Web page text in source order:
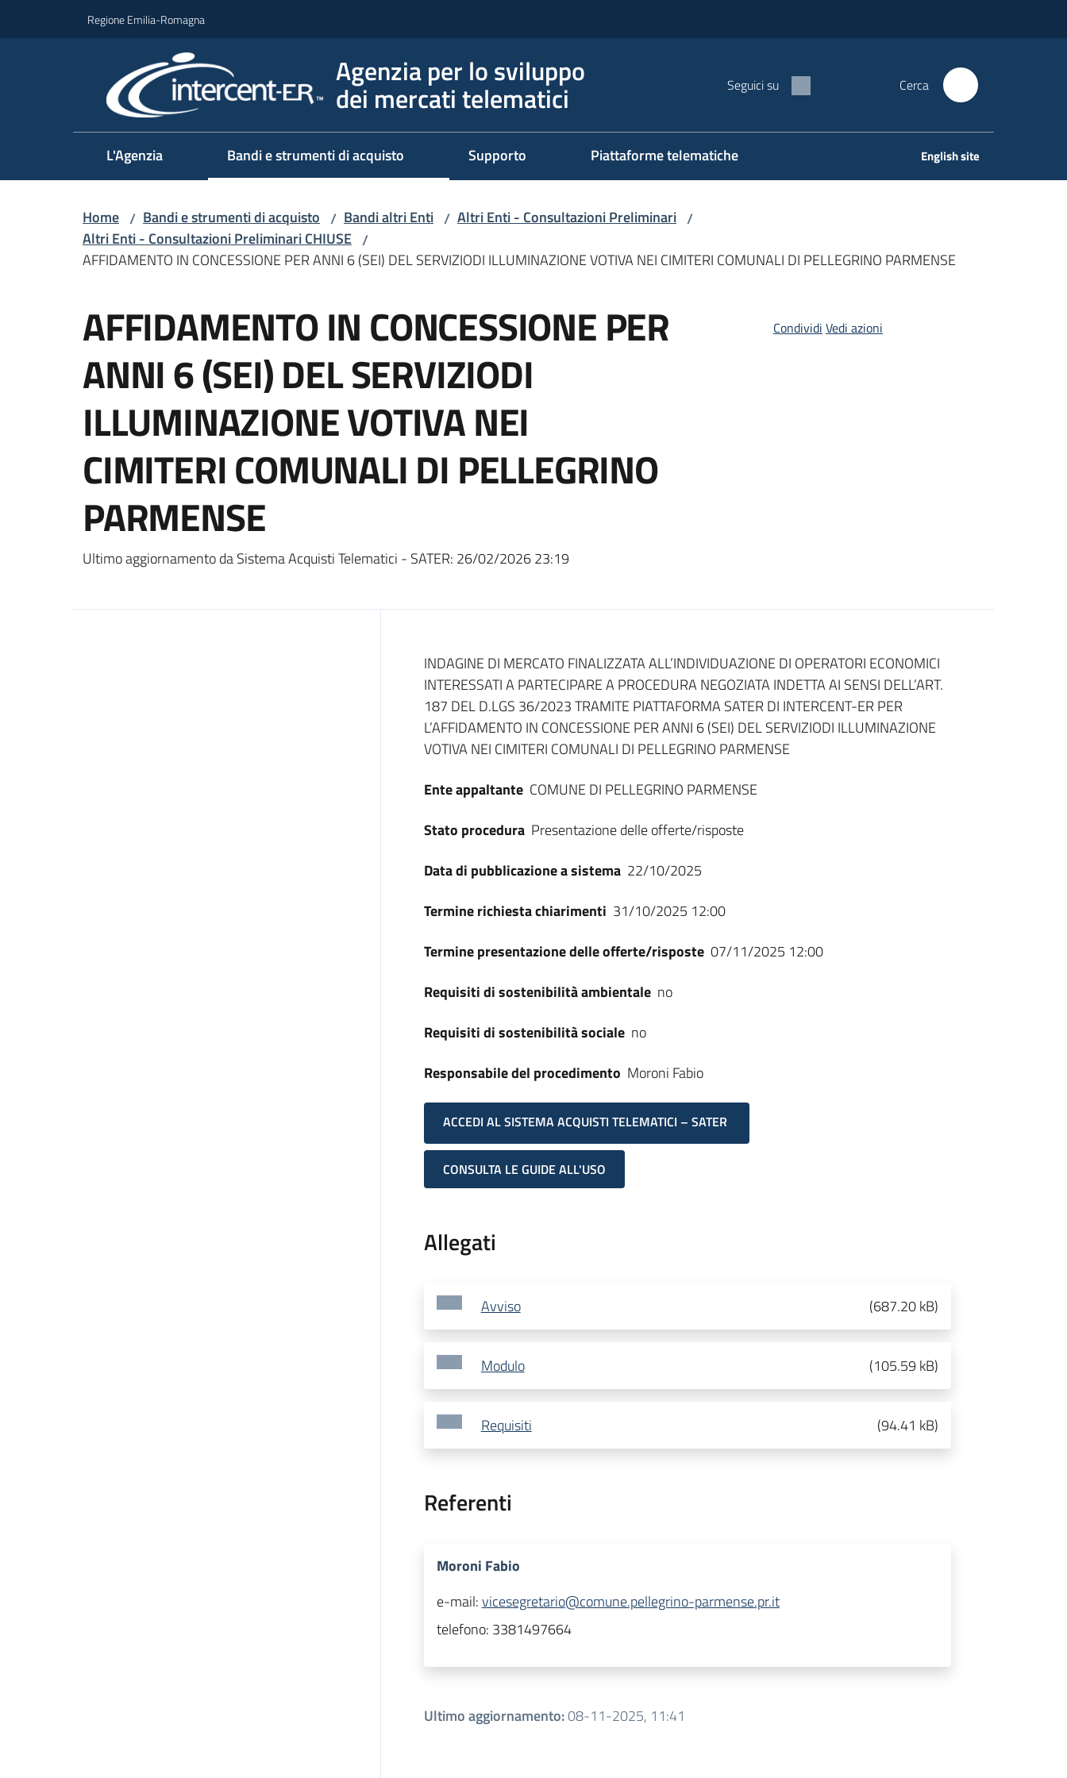
Regione Emilia-Romagna
Agenzia per lo sviluppo
dei mercati telematici Seguici su Cerca
L'Agenzia Bandi e strumenti di acquisto Supporto Piattaforme telematiche English site
Home / Bandi e strumenti di acquisto / Bandi altri Enti / Altri Enti - Consultazioni Preliminari /
Altri Enti - Consultazioni Preliminari CHIUSE /
AFFIDAMENTO IN CONCESSIONE PER ANNI 6 (SEI) DEL SERVIZIODI ILLUMINAZIONE VOTIVA NEI CIMITERI COMUNALI DI PELLEGRINO PARMENSE
AFFIDAMENTO IN CONCESSIONE PER
ANNI 6 (SEI) DEL SERVIZIODI
ILLUMINAZIONE VOTIVA NEI
CIMITERI COMUNALI DI PELLEGRINO
PARMENSE
Ultimo aggiornamento da Sistema Acquisti Telematici - SATER: 26/02/2026 23:19
Condividi Vedi azioni
Dati del bando
INDAGINE DI MERCATO FINALIZZATA ALL’INDIVIDUAZIONE DI OPERATORI ECONOMICI
INTERESSATI A PARTECIPARE A PROCEDURA NEGOZIATA INDETTA AI SENSI DELL’ART.
187 DEL D.LGS 36/2023 TRAMITE PIATTAFORMA SATER DI INTERCENT-ER PER
L’AFFIDAMENTO IN CONCESSIONE PER ANNI 6 (SEI) DEL SERVIZIODI ILLUMINAZIONE
VOTIVA NEI CIMITERI COMUNALI DI PELLEGRINO PARMENSE
Ente appaltante COMUNE DI PELLEGRINO PARMENSE
Stato procedura Presentazione delle offerte/risposte
Data di pubblicazione a sistema 22/10/2025
Termine richiesta chiarimenti 31/10/2025 12:00
Termine presentazione delle offerte/risposte 07/11/2025 12:00
Requisiti di sostenibilità ambientale no
Requisiti di sostenibilità sociale no
Responsabile del procedimento Moroni Fabio
ACCEDI AL SISTEMA ACQUISTI TELEMATICI – SATER
CONSULTA LE GUIDE ALL'USO
Allegati
Avviso (687.20 kB)
Modulo (105.59 kB)
Requisiti (94.41 kB)
Referenti
Moroni Fabio
e-mail:vicesegretario@comune.pellegrino-parmense.pr.it
telefono: 3381497664
Ultimo aggiornamento:08-11-2025, 11:41